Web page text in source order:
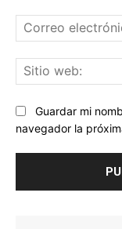
Guardar mi
navegador la